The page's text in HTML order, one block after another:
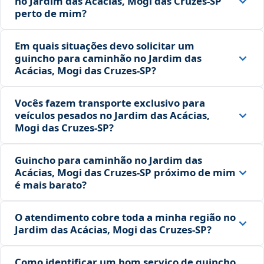
perto de mim?
Em quais situações devo solicitar um
guincho para caminhão no Jardim das
Acácias, Mogi das Cruzes‑SP?
Vocês fazem transporte exclusivo para
veículos pesados no Jardim das Acácias,
Mogi das Cruzes‑SP?
Guincho para caminhão no Jardim das
Acácias, Mogi das Cruzes‑SP próximo de mim
é mais barato?
O atendimento cobre toda a minha região no
Jardim das Acácias, Mogi das Cruzes‑SP?